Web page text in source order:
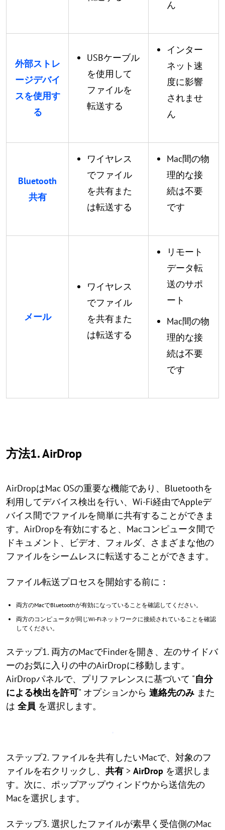
ん
外部ストレ
ージデバイ
スを使用す
る
USBケーブル
を使用して
ファイルを
転送する
インター
ネット速
度に影響
されませ
ん
Bluetooth
共有
ワイヤレス
でファイル
を共有また
は転送する
Mac間の物
理的な接
続は不要
です
メール
ワイヤレス
でファイル
を共有また
は転送する
リモート
データ転
送のサポ
ート
Mac間の物
理的な接
続は不要
です
方法1. AirDrop
AirDropはMac OSの重要な機能であり、Bluetoothを
利用してデバイス検出を行い、Wi-Fi経由でAppleデ
バイス間でファイルを簡単に共有することができま
す。AirDropを有効にすると、Macコンピュータ間で
ドキュメント、ビデオ、フォルダ、さまざまな他の
ファイルをシームレスに転送することができます。
ファイル転送プロセスを開始する前に：
両方のMacでBluetoothが有効になっていることを確認してください。
両方のコンピュータが同じWi-Fiネットワークに接続されていることを確認
してください。
ステップ1. 両方のMacでFinderを開き、左のサイドバ
ーのお気に入りの中のAirDropに移動します。
AirDropパネルで、プリファレンスに基づいて "自分
による検出を許可" オプションから 連絡先のみ また
は 全員 を選択します。
ステップ2. ファイルを共有したいMacで、対象のフ
ァイルを右クリックし、 共有 > AirDrop を選択しま
す。次に、ポップアップウィンドウから送信先の
Macを選択します。
ステップ3. 選択したファイルが素早く受信側のMac